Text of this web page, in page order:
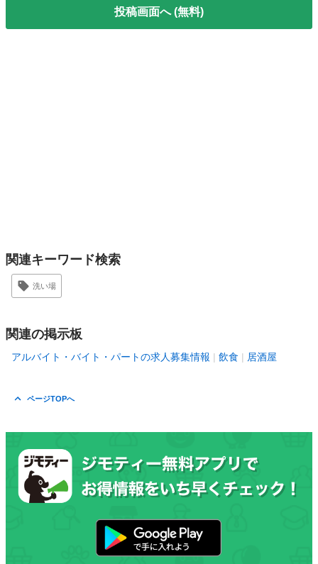
投稿画面へ (無料)
関連キーワード検索
洗い場
関連の掲示板
アルバイト・バイト・パートの求人募集情報 飲食 居酒屋
ページTOPへ